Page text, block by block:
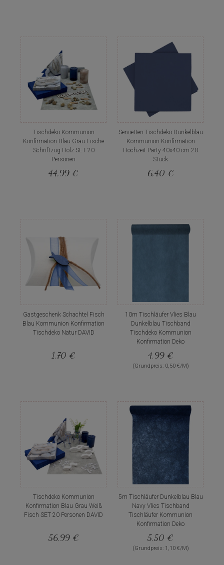
Tischdeko Kommunion
Konfirmation Blau Grau Fische
Schriftzug Holz SET 20
Personen
44,99 €
Servietten Tischdeko Dunkelblau
Kommunion Konfirmation
Hochzeit Party 40x40 cm 20
Stück
6,40 €
Gastgeschenk Schachtel Fisch
Blau Kommunion Konfirmation
Tischdeko Natur DAVID
1,70 €
10m Tischläufer Vlies Blau
Dunkelblau Tischband
Tischdeko Kommunion
Konfirmation Deko
4,99 €
(Grundpreis: 0,50 €/M)
Tischdeko Kommunion
Konfirmation Blau Grau Weiß
Fisch SET 20 Personen DAVID
56,99 €
5m Tischläufer Dunkelblau Blau
Navy Vlies Tischband
Tischläufer Kommunion
Konfirmation Deko
5,50 €
(Grundpreis: 1,10 €/M)